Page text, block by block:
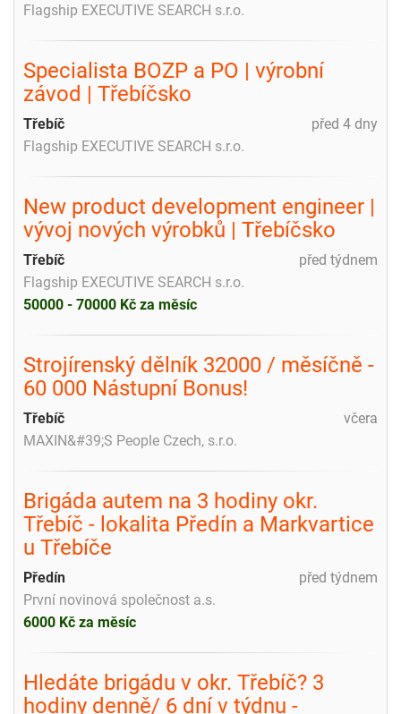
Flagship EXECUTIVE SEARCH s.r.o.
Specialista BOZP a PO | výrobní
závod | Třebíčsko
před 4 dny
Třebíč
Flagship EXECUTIVE SEARCH s.r.o.
New product development engineer |
vývoj nových výrobků | Třebíčsko
před týdnem
Třebíč
Flagship EXECUTIVE SEARCH s.r.o.
50000 - 70000 Kč za měsíc
Strojírenský dělník 32000 / měsíčně -
60 000 Nástupní Bonus!
včera
Třebíč
MAXIN&#39;S People Czech, s.r.o.
Brigáda autem na 3 hodiny okr.
Třebíč - lokalita Předín a Markvartice
u Třebíče
před týdnem
Předín
První novinová společnost a.s.
6000 Kč za měsíc
Hledáte brigádu v okr. Třebíč? 3
hodiny denně/ 6 dní v týdnu -